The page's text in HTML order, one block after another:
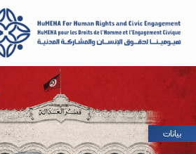
بيانات